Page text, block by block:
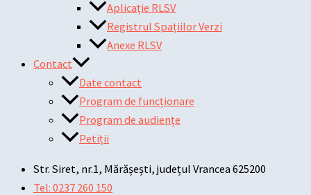
Aplicație RLSV
Registrul Spațiilor Verzi
Anexe RLSV
Contact
Date contact
Program de funcționare
Program de audiențe
Petiții
Str. Siret, nr.1, Mărășești, județul Vrancea 625200
Tel: 0237 260 150